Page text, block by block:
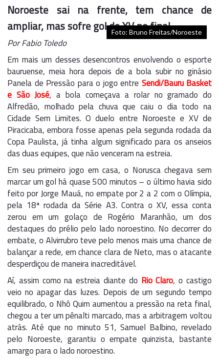
Noroeste sai na frente, tem chance de
ampliar, mas sofre gol do XV no final
Por Fabio Toledo
Foto: Bruno Freitas/Noroeste
Em mais um desses desencontros envolvendo o esporte
bauruense, meia hora depois de a bola subir no ginásio
Panela de Pressão para o jogo entre Sendi/Bauru Basket
e São José, a bola começava a rolar no gramado do
Alfredão, molhado pela chuva que caiu o dia todo na
Cidade Sem Limites. O duelo entre Noroeste e XV de
Piracicaba, embora fosse apenas pela segunda rodada da
Copa Paulista, já tinha algum significado para os anseios
das duas equipes, que não venceram na estreia.
Em seu primeiro jogo em casa, o Norusca chegava sem
marcar um gol há quase 500 minutos – o último havia sido
feito por Jorge Mauá, no empate por 2 a 2 com o Olímpia,
pela 18ª rodada da Série A3. Contra o XV, essa conta
zerou em um golaço de Rogério Maranhão, um dos
destaques do prélio pelo lado noroestino. No decorrer do
embate, o Alvirrubro teve pelo menos mais uma chance de
balançar a rede, em chance clara de Neto, mas o atacante
desperdiçou de maneira inacreditável.
Aí, assim como na estreia diante do Rio Claro, o castigo
veio no apagar das luzes. Depois de um segundo tempo
equilibrado, o Nhô Quim aumentou a pressão na reta final,
chegou a ter um pênalti marcado, mas a arbitragem voltou
atrás. Até que no minuto 51, Samuel Balbino, revelado
pelo Noroeste, garantiu o empate quinzista, bastante
amargo para o lado noroestino.